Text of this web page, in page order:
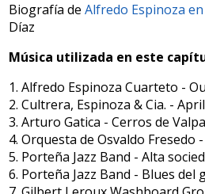
Biografía deAlfredo Espinoza
Díaz
Música utilizada en este
1. Alfredo Espinoza Cuarteto -
2. Cultrera, Espinoza & Cia. -
3. Arturo Gatica - Cerros de
4. Orquesta de Osvaldo Fresedo
5. Porteña Jazz Band - Alta
6. Porteña Jazz Band - Blues del